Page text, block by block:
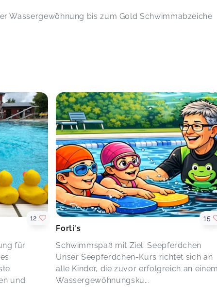
Gleich beim ersten Mal, hat unser
Sohn das Seepferdchen gemacht. Es
Meiner Tochter hat es sehr gefallen!
Wassergewöhnung Eggebek
Merle,Mar 25
Es macht immer wieder Spaß. So ein
tolles Team
Forti's
Brigitte,Mar 24
❤️
Ann-Kathrin, Mar 23
Danke für die geduldige und
einfühlsame Begleitung :-) ihr macht
Wassergewöhnung bis zum Gold Schwimmabzeiche
für
und
12
Forti's
Schwimmspaß mit Ziel: Seepferdchen
Unser Seepferdchen-Kurs richtet sich an
alle Kinder, die zuvor erfolgreich an einem
Wassergewöhnungsku...
15